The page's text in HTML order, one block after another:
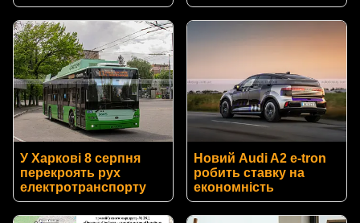
У Харкові 8 серпня
перекроять рух
електротранспорту
Новий Audi A2 e-tron
робить ставку на
економність